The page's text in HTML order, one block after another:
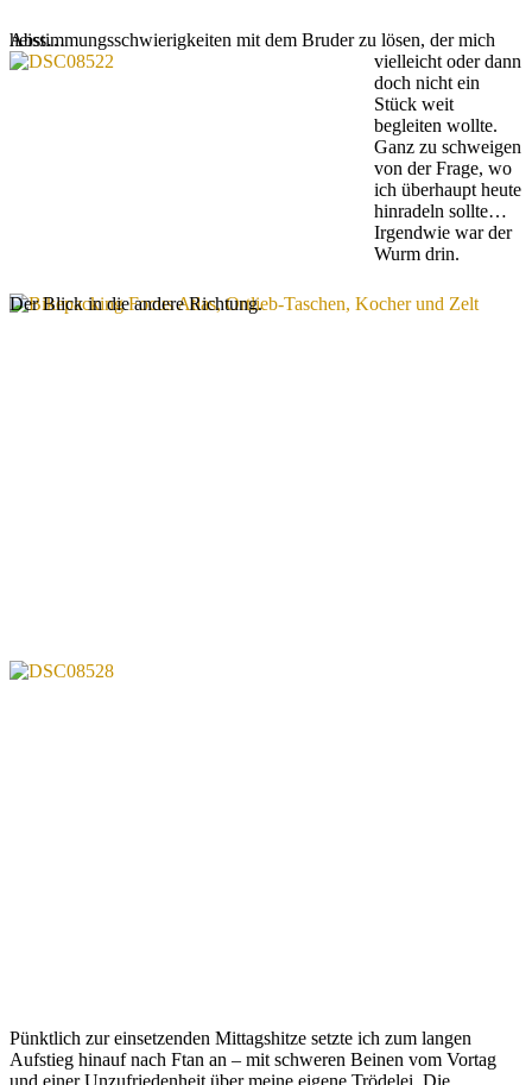
heiss…
Der Blick in die andere Richtung.
Abstimmungsschwierigkeiten mit dem Bruder zu lösen, der mich
vielleicht oder dann
doch nicht ein
Stück weit
begleiten wollte.
Ganz zu schweigen
von der Frage, wo
ich überhaupt heute
hinradeln sollte…
Irgendwie war der
Wurm drin.
Pünktlich zur einsetzenden Mittagshitze setzte ich zum langen
Aufstieg hinauf nach Ftan an – mit schweren Beinen vom Vortag
und einer Unzufriedenheit über meine eigene Trödelei. Die